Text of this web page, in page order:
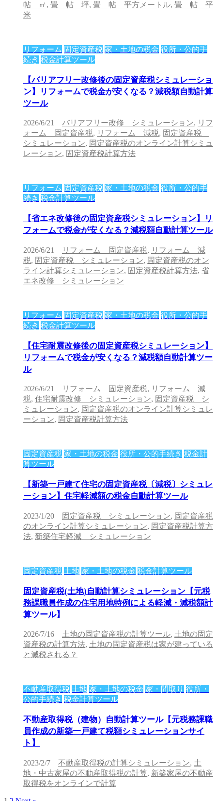
帖 ㎡, 畳 帖 坪, 畳 帖 平方メートル, 畳 帖 平
米
リフォーム 固定資産税 家・土地の税金 役所・公的手
続き 税金計算ツール
【バリアフリー改修後の固定資産税シミュレーショ
ン】リフォームで税金が安くなる？減税額自動計算
ツール
2026/6/21 バリアフリー改修 シミュレーション, リフ
ォーム 固定資産税, リフォーム 減税, 固定資産税
シミュレーション, 固定資産税のオンライン計算シミュ
レーション, 固定資産税計算方法
リフォーム 固定資産税 家・土地の税金 役所・公的手
続き 税金計算ツール
【省エネ改修後の固定資産税シミュレーション】リ
フォームで税金が安くなる？減税額自動計算ツール
2026/6/21 リフォーム 固定資産税, リフォーム 減
税, 固定資産税 シミュレーション, 固定資産税のオン
ライン計算シミュレーション, 固定資産税計算方法, 省
エネ改修 シミュレーション
リフォーム 固定資産税 家・土地の税金 役所・公的手
続き 税金計算ツール
【住宅耐震改修後の固定資産税シミュレーション】
リフォームで税金が安くなる？減税額自動計算ツー
ル
2026/6/21 リフォーム 固定資産税, リフォーム 減
税, 住宅耐震改修 シミュレーション, 固定資産税 シ
ミュレーション, 固定資産税のオンライン計算シミュレ
ーション, 固定資産税計算方法
固定資産税 家・土地の税金 役所・公的手続き 税金計
算ツール
【新築一戸建て住宅の固定資産税〔減税〕シミュレ
ーション】住宅軽減額の税金自動計算ツール
2023/1/20 固定資産税 シミュレーション, 固定資産税
のオンライン計算シミュレーション, 固定資産税計算方
法, 新築住宅軽減 シミュレーション
固定資産税 土地 家・土地の税金 税金計算ツール
固定資産税(土地)自動計算シミュレーション【元税
務課職員作成の住宅用地特例による軽減・減税額計
算ツール】
2026/7/16 土地の固定資産税の計算ツール, 土地の固定
資産税の計算方法, 土地の固定資産税は家が建っている
と減税される？
不動産取得税 土地 家・土地の税金 家・間取り 役所・
公的手続き 税金計算ツール
不動産取得税（建物）自動計算ツール【元税務課職
員作成の新築一戸建て税額シミュレーションサイ
ト】
2023/2/7 不動産取得税の計算シミュレーション, 土
地・中古家屋の不動産取得税の計算, 新築家屋の不動産
取得税をオンラインで計算